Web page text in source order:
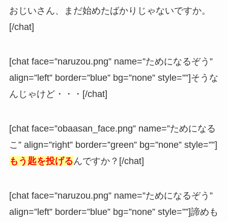
おじいさん、まだ始めたばかりじゃないですか。
[/chat]
[chat face=”naruzou.png” name=”ためになるぞう”
align=”left” border=”blue” bg=”none” style=””]そうな
んじゃけど・・・[/chat]
[chat face=”obaasan_face.png” name=”ためになる
こ” align=”right” border=”green” bg=”none” style=””]
もう匙を投げるんですか？[/chat]
[chat face=”naruzou.png” name=”ためになるぞう”
align=”left” border=”blue” bg=”none” style=””]諦めも